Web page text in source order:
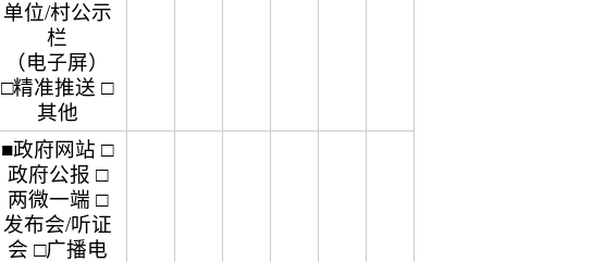
单位/村公示
栏
（电子屏）
□精准推送 □
其他
■政府网站 □
政府公报 □
两微一端 □
发布会/听证
会 □广播电